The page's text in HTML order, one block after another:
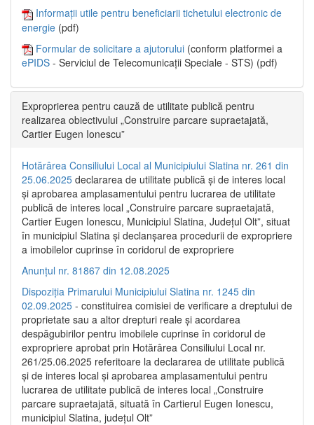
Informații utile pentru beneficiarii tichetului electronic de
energie (pdf)
Formular de solicitare a ajutorului (conform platformei a
ePIDS - Serviciul de Telecomunicații Speciale - STS) (pdf)
Exproprierea pentru cauză de utilitate publică pentru
realizarea obiectivului „Construire parcare supraetajată,
Cartier Eugen Ionescu”
Hotărârea Consiliului Local al Municipiului Slatina nr. 261 din
25.06.2025 declararea de utilitate publică și de interes local
și aprobarea amplasamentului pentru lucrarea de utilitate
publică de interes local „Construire parcare supraetajată,
Cartier Eugen Ionescu, Municipiul Slatina, Județul Olt”, situat
în municipiul Slatina și declanșarea procedurii de expropriere
a imobilelor cuprinse în coridorul de expropriere
Anunțul nr. 81867 din 12.08.2025
Dispoziția Primarului Municipiului Slatina nr. 1245 din
02.09.2025 - constituirea comisiei de verificare a dreptului de
proprietate sau a altor drepturi reale și acordarea
despăgubirilor pentru imobilele cuprinse în coridorul de
expropriere aprobat prin Hotărârea Consiliului Local nr.
261/25.06.2025 referitoare la declararea de utilitate publică
și de interes local și aprobarea amplasamentului pentru
lucrarea de utilitate publică de interes local „Construire
parcare supraetajată, situată în Cartierul Eugen Ionescu,
municipiul Slatina, județul Olt”